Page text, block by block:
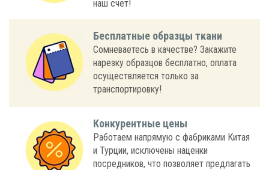
наш счет!
Бесплатные образцы ткани
Сомневаетесь в качестве? Закажите
нарезку образцов бесплатно, оплата
осуществляется только за
транспортировку!
Конкурентные цены
Работаем напрямую с фабриками Китая
и Турции, исключены наценки
посредников, что позволяет предлагать